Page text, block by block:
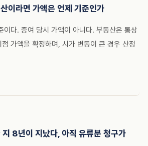
이라면 가액은 언제 기준인가
이다. 증여 당시 가액이 아니다. 부동산은 통상
가액을 확정하며, 시가 변동이 큰 경우 산정
지 8년이 지났다, 아직 유류분 청구가